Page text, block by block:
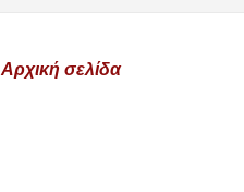
Αρχική σελίδα